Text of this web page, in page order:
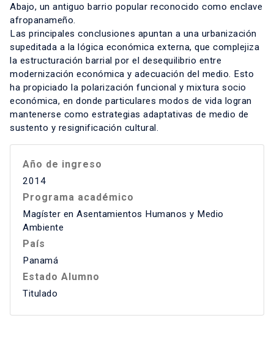
Abajo, un antiguo barrio popular reconocido como enclave
afropanameño.
Las principales conclusiones apuntan a una urbanización
supeditada a la lógica económica externa, que complejiza
la estructuración barrial por el desequilibrio entre
modernización económica y adecuación del medio. Esto
ha propiciado la polarización funcional y mixtura socio
económica, en donde particulares modos de vida logran
mantenerse como estrategias adaptativas de medio de
sustento y resignificación cultural.
Año de ingreso
2014
Programa académico
Magíster en Asentamientos Humanos y Medio
Ambiente
País
Panamá
Estado Alumno
Titulado